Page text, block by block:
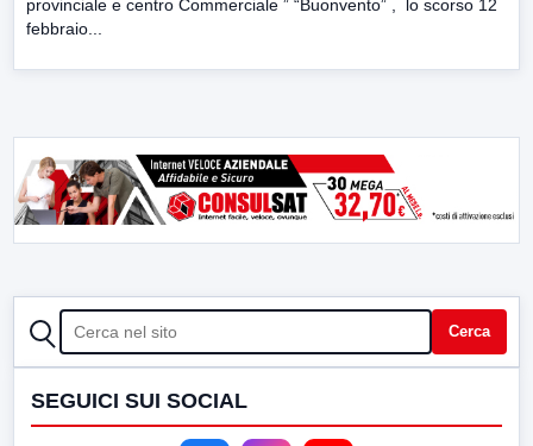
provinciale e centro Commerciale ” “Buonvento” , lo scorso 12
febbraio...
CERCA Cerca
SEGUICI SUI SOCIAL